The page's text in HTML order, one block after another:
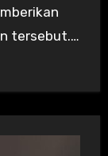
tersebut.…